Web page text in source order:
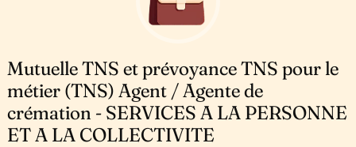
Mutuelle TNS et prévoyance TNS pour le
métier (TNS) Agent / Agente de
crémation - SERVICES A LA PERSONNE
ET A LA COLLECTIVITE